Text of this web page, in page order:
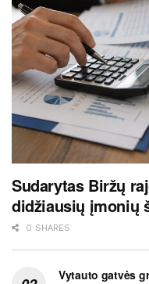
Sudarytas Biržų
didžiausių įmonių
0 SHARES
Vytauto gatvės